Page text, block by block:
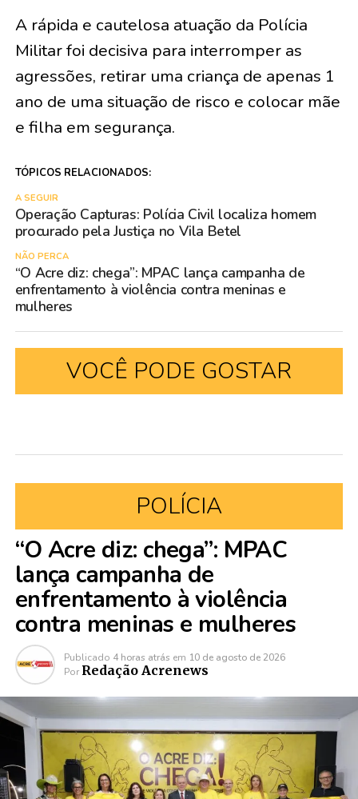
A rápida e cautelosa atuação da Polícia
Militar foi decisiva para interromper as
agressões, retirar uma criança de apenas 1
ano de uma situação de risco e colocar mãe
e filha em segurança.
TÓPICOS RELACIONADOS:
A SEGUIR
Operação Capturas: Polícia Civil localiza homem
procurado pela Justiça no Vila Betel
NÃO PERCA
“O Acre diz: chega”: MPAC lança campanha de
enfrentamento à violência contra meninas e
mulheres
VOCÊ PODE GOSTAR
POLÍCIA
“O Acre diz: chega”: MPAC
lança campanha de
enfrentamento à violência
contra meninas e mulheres
Publicado 4 horas atrás em 10 de agosto de 2026
Por Redação Acrenews